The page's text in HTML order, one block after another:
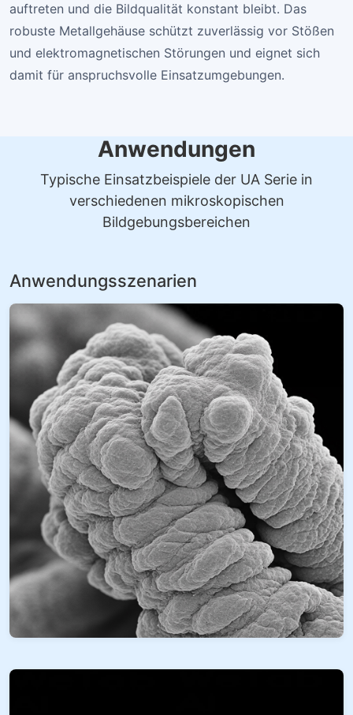
auftreten und die Bildqualität konstant bleibt. Das
robuste Metallgehäuse schützt zuverlässig vor Stößen
und elektromagnetischen Störungen und eignet sich
damit für anspruchsvolle Einsatzumgebungen.
Anwendungen
Typische Einsatzbeispiele der UA Serie in
verschiedenen mikroskopischen
Bildgebungsbereichen
Anwendungsszenarien